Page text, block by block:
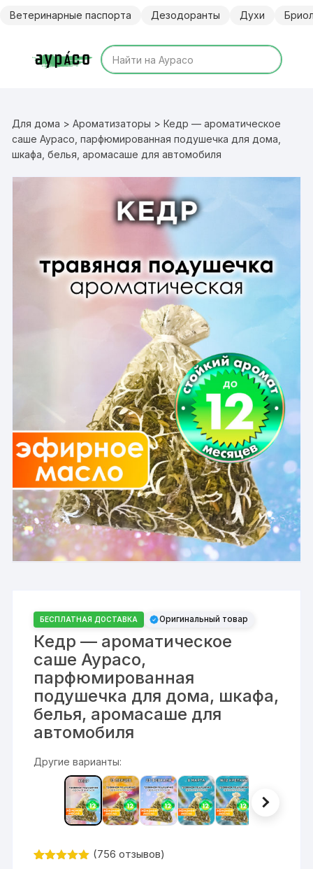
Ветеринарные паспорта Дезодоранты Духи
Для дома >Ароматизаторы > Кедр — ароматическое
саше Аурасо, парфюмированная подушечка для дома,
шкафа, белья, аромасаше для автомобиля
БЕСПЛАТНАЯ ДОСТАВКА Оригинальный товар
Кедр — ароматическое
саше Аурасо,
парфюмированная
подушечка для дома, шкафа,
белья, аромасаше для
автомобиля
Другие варианты:
(756 отзывов)